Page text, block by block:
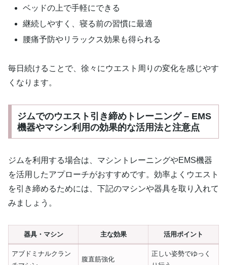
ベッドの上で手軽にできる
継続しやすく、寝る前の習慣に最適
腰痛予防やリラックス効果も得られる
毎日続けることで、徐々にウエスト周りの変化を感じやす
くなります。
ジムでのウエスト引き締めトレーニング – EMS
機器やマシン利用の効果的な活用法と注意点
ジムを利用する場合は、マシントレーニングやEMS機器
を活用したアプローチがおすすめです。効率よくウエスト
を引き締めるためには、下記のマシンや器具を取り入れて
みましょう。
器具・マシン 主な効果 活用ポイント
アブドミナルクラン
腹直筋強化
正しい姿勢でゆっく